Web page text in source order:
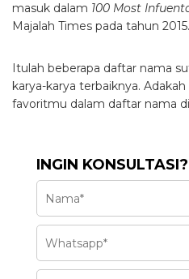
masuk dalam 100 Most
Majalah Times pada tahun 2015.
Itulah beberapa daftar nama
karya-karya terbaiknya.
favoritmu dalam daftar nama
INGIN KONSULTASI?